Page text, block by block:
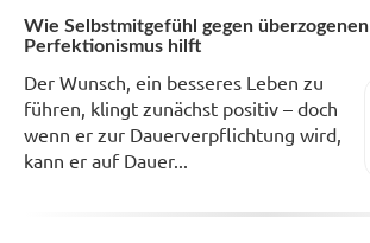
Wie Selbstmitgefühl gegen überzogenen
Perfektionismus hilft
Der Wunsch, ein besseres Leben zu
führen, klingt zunächst positiv – doch
wenn er zur Dauerverpflichtung wird,
kann er auf Dauer...